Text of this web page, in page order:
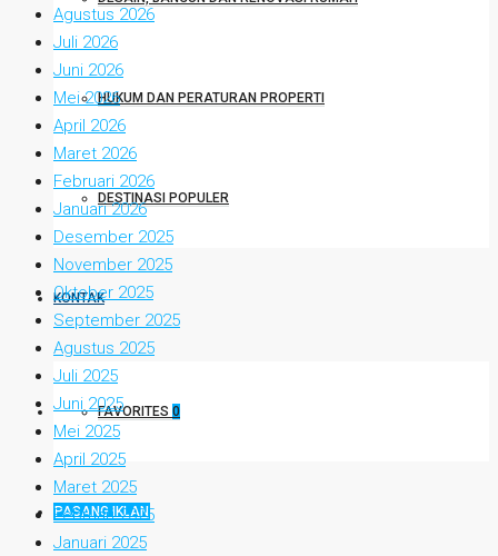
HUKUM DAN PERATURAN PROPERTI
DESTINASI POPULER
KONTAK
FAVORITES 0
PASANG IKLAN
Agustus 2026
Juli 2026
Juni 2026
Mei 2026
April 2026
Maret 2026
Februari 2026
Januari 2026
Desember 2025
November 2025
Oktober 2025
September 2025
Agustus 2025
Juli 2025
Juni 2025
Mei 2025
April 2025
Maret 2025
Februari 2025
Januari 2025